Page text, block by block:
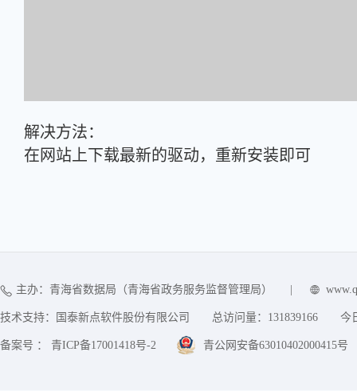
解决方法：
在网站上下载最新的驱动，重新安装即可
主办：青海省数据局（青海省政务服务监督管理局）
技术支持：国泰新点软件股份有限公司 总访问量： 131839166 今
备案号 ： 青ICP备17001418号-2 青公网安备63010402000415号